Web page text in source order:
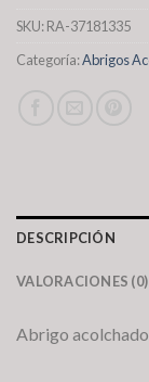
SKU:RA-37181335
Categoría:Abrigos
DESCRIPCIÓN
VALORACIONES (0)
Abrigo